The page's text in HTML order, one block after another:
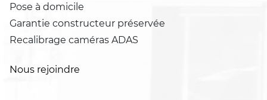
Pose à domicile
Garantie constructeur préservée
Recalibrage caméras ADAS
Nous rejoindre